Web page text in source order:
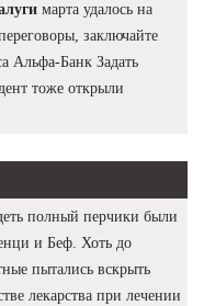
марта удалось на
заключайте
Альфа-Банк Задать
тоже открыли
полный перчики были
и Беф. Хоть до
пытались вскрыть
лекарства при лечении